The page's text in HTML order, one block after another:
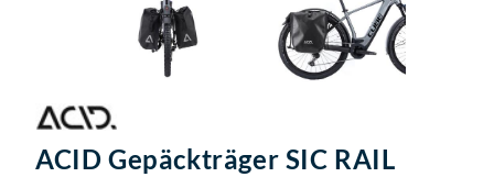
ACID Gepäckträger SIC RAIL